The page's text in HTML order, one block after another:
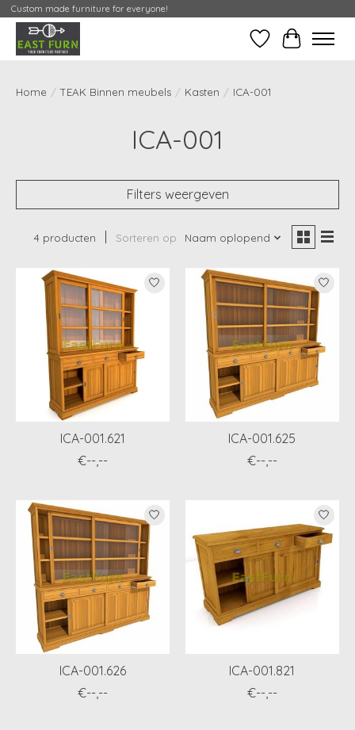
Custom made furniture for everyone!
Verlanglijst
Mijn
Home / TEAK Binnen meubels / Kasten / ICA-001
ICA-001
Filters weergeven
4 producten Sorteren op Naam oplopend
ICA-001.621
€--,--
ICA-001.625
€--,--
ICA-001.626
€--,--
ICA-001.821
€--,--